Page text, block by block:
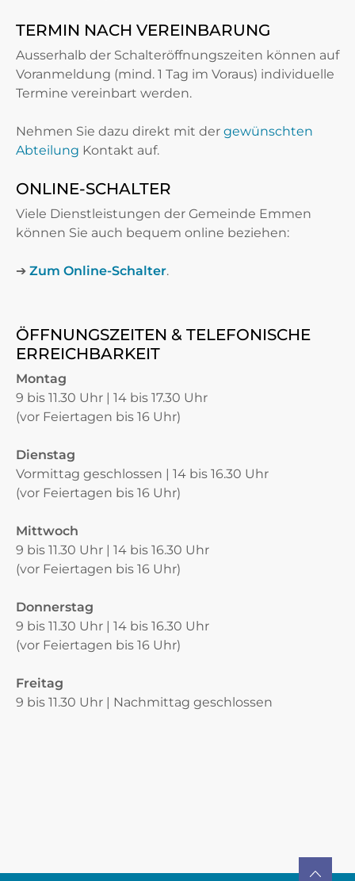
TERMIN NACH VEREINBARUNG
Ausserhalb der Schalteröffnungszeiten können auf
Voranmeldung (mind. 1 Tag im Voraus) individuelle
Termine vereinbart werden.
Nehmen Sie dazu direkt mit der gewünschten
Abteilung Kontakt auf.
ONLINE-SCHALTER
Viele Dienstleistungen der Gemeinde Emmen
können Sie auch bequem online beziehen:
➔ Zum Online-Schalter.
ÖFFNUNGSZEITEN & TELEFONISCHE
ERREICHBARKEIT
Montag
9 bis 11.30 Uhr | 14 bis 17.30 Uhr
(vor Feiertagen bis 16 Uhr)
Dienstag
Vormittag geschlossen | 14 bis 16.30 Uhr
(vor Feiertagen bis 16 Uhr)
Mittwoch
9 bis 11.30 Uhr | 14 bis 16.30 Uhr
(vor Feiertagen bis 16 Uhr)
Donnerstag
9 bis 11.30 Uhr | 14 bis 16.30 Uhr
(vor Feiertagen bis 16 Uhr)
Freitag
9 bis 11.30 Uhr | Nachmittag geschlossen